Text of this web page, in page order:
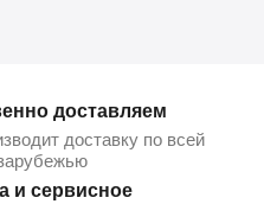
доставляем
доставку по всей
и сервисное